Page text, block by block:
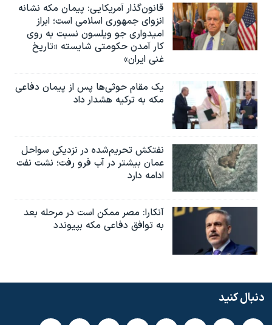
قانون‌گذار آمریکایی: پیمان مکه نشانه
انزوای جمهوری اسلامی است؛ ابراز
امیدواری جو ویلسون نسبت به روی
کار آمدن حکومتی شایسته «تاریخ
غنی ایران»
یک مقام حوثی‌ها پس از پیمان دفاعی
مکه به ترکیه هشدار داد
نفتکش تحریم‌شده در نزدیکی سواحل
عمان بیشتر در آب فرو رفت؛ نشت نفت
ادامه دارد
آنکارا: مصر ممکن است در مرحله بعد
به توافق دفاعی مکه بپیوندد
دنبال کنید